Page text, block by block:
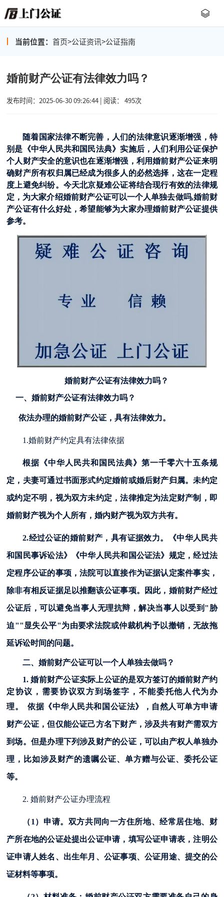
当前位置： 首页>公证资讯>公证指南
婚前财产公证有法律效力吗？
发布时间：2025-06-30 09:26:44 | 阅读： 495次
随着国家法律不断完善，人们的法律意识逐渐增强，特
别是《中华人民共和国民法典》实施后，人们利用公证保护
个人财产安全的意识也在逐渐增强，利用婚前财产公证来明
确财产所有权归属已经成为很多人的必然选择，这在一定程
度上避免纠纷。今天北京疑难公证将结合现行有效的法律规
定，为大家介绍婚前财产公证可以一个人单独去做吗,婚前财
产公证有什么好处，希望能够为大家办理婚前财产公证提供
参考。
婚前财产公证有法律效力吗？
一、婚前财产公证有法律效力吗？
依法办理的婚前财产公证，具有法律效力。
1.婚前财产约定具有法律依据
根据《中华人民共和国民法典》第一千零六十五条规
定，夫妻可通过书面形式约定婚前或婚后财产归属。未约定
或约定不明，视为双方未约定，法律推定为法定财产制，即
婚前财产视为个人所有，婚内财产视为双方共有。
2.经过公证的婚前财产，具有证据效力。《中华人民共
和国民事诉讼法》《中华人民共和国公证法》规定，经过法
定程序公证的事项，法院可以直接作为证据认定案件事实，
除非有相反证据足以推翻该公证事项。因此，婚前财产经过
公证后，可以避免当事人无理抗辩，解决当事人以受到"胁
迫""显失公平"为由要求法院或仲裁机构予以撤销，无故拖
延诉讼时间的问题。
二、婚前财产公证可以一个人单独去做吗？
1. 婚前财产公证实际上公证的是双方签订的婚前财产约
定协议，需要协议双方到场签字，不能委托他人代为办
理。依据《中华人民共和国公证法》，自然人可单方申请
财产公证，但仅能公证己方名下财产，涉及共有财产需双方
到场。但是办理下列涉及财产的公证，可以由产权人单独办
理，比如涉及财产的遗嘱公证、单方赠与公证、委托公证
等。
2. 婚前财产公证办理流程
（1）申请。双方共同向一方住所地、经常居住地、财
产所在地的公证处提出公证申请，填写公证申请表，注明公
证申请人姓名、出生年月、公证事项、公证用途、提交的公
证材料等事项。